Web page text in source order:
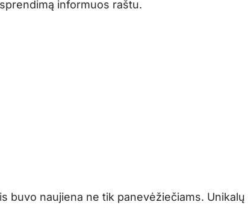
informuos raštu.
buvo naujiena ne tik panevėžiečiams. Unikalų